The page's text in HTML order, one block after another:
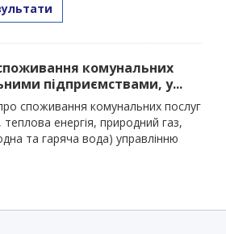
комунальних
підприємствами, у...
споживання комунальних послуг
теплова енергія, природний газ,
та гаряча вода) управлінню